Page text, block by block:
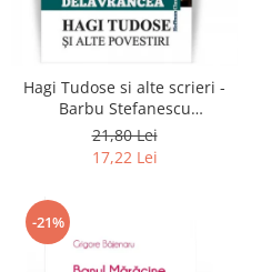
Literatura
Clasica
Contemporana
Moderna
Non-fictiune
Calatorii
Hagi Tudose si alte scrieri -
Barbu Stefanescu
Delavrancea
21,80 Lei
17,22 Lei
-21%